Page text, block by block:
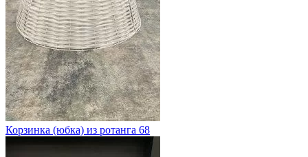
Корзинка (юбка) из ротанга 68